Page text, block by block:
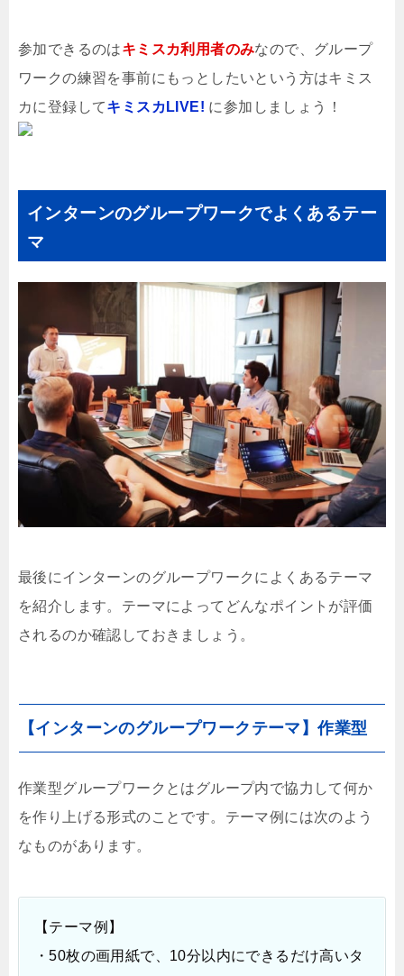
参加できるのはキミスカ利用者のみなので、グループ
ワークの練習を事前にもっとしたいという方はキミス
カに登録してキミスカLIVE! に参加しましょう！
インターンのグループワークでよくあるテー
マ
最後にインターンのグループワークによくあるテーマ
を紹介します。テーマによってどんなポイントが評価
されるのか確認しておきましょう。
【インターンのグループワークテーマ】作業型
作業型グループワークとはグループ内で協力して何か
を作り上げる形式のことです。テーマ例には次のよう
なものがあります。
【テーマ例】
・50枚の画用紙で、10分以内にできるだけ高いタ